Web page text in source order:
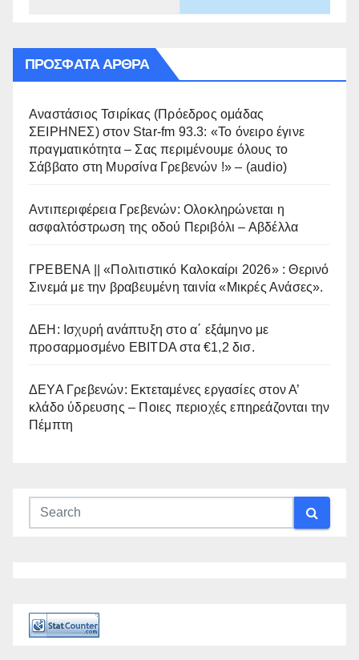
ΠΡΌΣΦΑΤΑ ΆΡΘΡΑ
Αναστάσιος Τσιρίκας (Πρόεδρος ομάδας
ΣΕΙΡΗΝΕΣ) στον Star-fm 93.3: «Το όνειρο έγινε
πραγματικότητα – Σας περιμένουμε όλους το
Σάββατο στη Μυρσίνα Γρεβενών !» – (audio)
Αντιπεριφέρεια Γρεβενών: Ολοκληρώνεται η
ασφαλτόστρωση της οδού Περιβόλι – Αβδέλλα
ΓΡΕΒΕΝΑ || «Πολιτιστικό Καλοκαίρι 2026» : Θερινό
Σινεμά με την βραβευμένη ταινία «Μικρές Ανάσες».
ΔΕΗ: Ισχυρή ανάπτυξη στο α΄ εξάμηνο με
προσαρμοσμένο EBITDA στα €1,2 δισ.
ΔΕΥΑ Γρεβενών: Εκτεταμένες εργασίες στον Α’
κλάδο ύδρευσης – Ποιες περιοχές επηρεάζονται την
Πέμπτη